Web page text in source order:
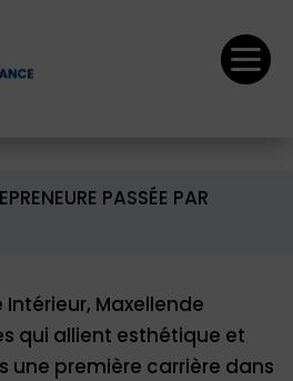

PASSÉE PAR
Maxellende
qui allient esthétique et
une première carrière dans